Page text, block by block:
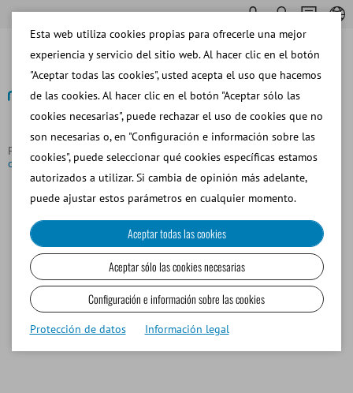
Página principal Noticias
A home for innovation: Minitube
opens new headquarters
Volver al resumen
Esta web utiliza cookies propias para ofrecerle una mejor
experiencia y servicio del sitio web. Al hacer clic en el botón
"Aceptar todas las cookies", usted acepta el uso que hacemos
de las cookies. Al hacer clic en el botón "Aceptar sólo las
cookies necesarias", puede rechazar el uso de cookies que no
son necesarias o, en "Configuración e información sobre las
cookies", puede seleccionar qué cookies específicas estamos
autorizados a utilizar. Si cambia de opinión más adelante,
puede ajustar estos parámetros en cualquier momento.
Aceptar todas las cookies
Aceptar sólo las cookies necesarias
Configuración e información sobre las cookies
Protección de datos Información legal